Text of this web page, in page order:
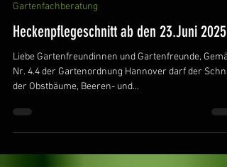
Gartenfachberatung
Heckenpflegeschnitt ab den 23.Juni 2025
Liebe Gartenfreundinnen und Gartenfreunde,
Nr. 4.4 der Gartenordnung Hannover darf der Schnitt
der Obstbäume, Beeren- und...